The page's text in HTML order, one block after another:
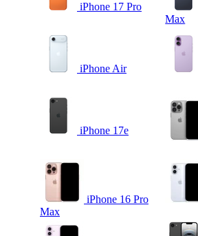
iPhone 17 Pro
Max
iPhone Air
iPhone 17e
iPhone 16 Pro
Max